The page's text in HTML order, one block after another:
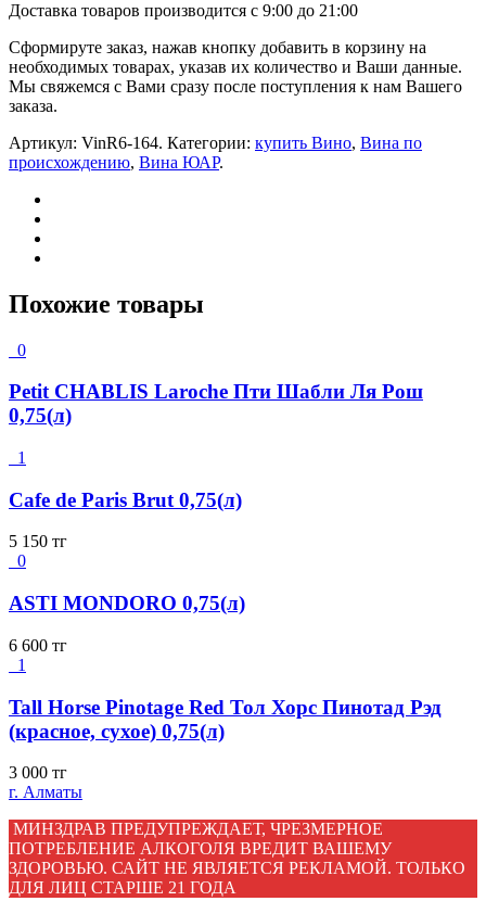
Доставка товаров производится с 9:00 до 21:00
Сформируте заказ, нажав кнопку добавить в корзину на
необходимых товарах, указав их количество и Ваши данные.
Мы свяжемся с Вами сразу после поступления к нам Вашего
заказа.
Артикул: VinR6-164. Категории: купить Вино, Вина по
происхождению, Вина ЮАР.
Похожие товары
0
Petit CHABLIS Laroche Пти Шабли Ля Рош
0,75(л)
1
Cafe de Paris Brut 0,75(л)
5 150 тг
0
ASTI MONDORO 0,75(л)
6 600 тг
1
Tall Horse Pinotage Red Тол Хорс Пинотад Рэд
(красное, сухое) 0,75(л)
3 000 тг
г. Алматы
МИНЗДРАВ ПРЕДУПРЕЖДАЕТ, ЧРЕЗМЕРНОЕ
ПОТРЕБЛЕНИЕ АЛКОГОЛЯ ВРЕДИТ ВАШЕМУ
ЗДОРОВЬЮ. САЙТ НЕ ЯВЛЯЕТСЯ РЕКЛАМОЙ. ТОЛЬКО
ДЛЯ ЛИЦ СТАРШЕ 21 ГОДА